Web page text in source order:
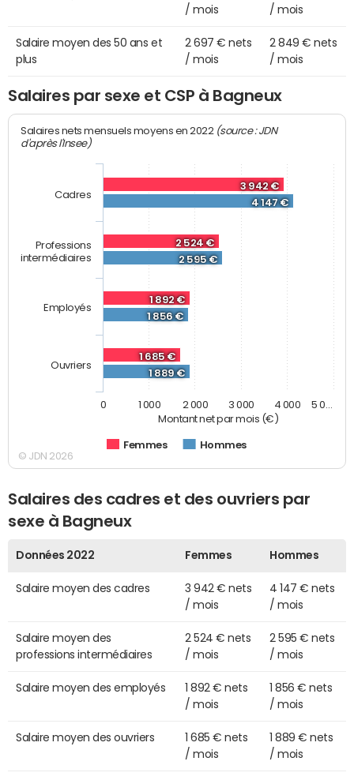
/ mois
/ mois
Salaire moyen des 50 ans et
plus
2 697 € nets
/ mois
2 849 € nets
/ mois
Salaires par sexe et CSP à Bagneux
Montant net par mois (€)
Salaires nets mensuels moyens en 2022 (source : JDN
d'après l'Insee)
3 942 €
2 524 €
1 892 €
1 685 €
4 147 €
2 595 €
1 856 €
1 889 €
Femmes Hommes
Cadres
Professions
intermédiaires
Employés
Ouvriers
0 1 000 2 000 3 000 4 000 5 0…
© JDN 2026
Salaires des cadres et des ouvriers par
sexe à Bagneux
Données 2022 Femmes Hommes
Salaire moyen des cadres
3 942 € nets
/ mois
4 147 € nets
/ mois
Salaire moyen des
professions intermédiaires
2 524 € nets
/ mois
2 595 € nets
/ mois
Salaire moyen des employés
1 892 € nets
/ mois
1 856 € nets
/ mois
Salaire moyen des ouvriers
1 685 € nets
/ mois
1 889 € nets
/ mois